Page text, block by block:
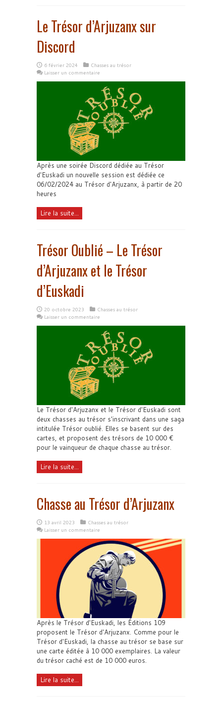
Le Trésor d’Arjuzanx sur
Discord
6 février 2024
Chasses au trésor
Laisser un commentaire
Après une soirée Discord dédiée au Trésor
d'Euskadi un nouvelle session est dédiée ce
06/02/2024 au Trésor d'Arjuzanx, à partir de 20
heures
Lire la suite...
Trésor Oublié – Le Trésor
d’Arjuzanx et le Trésor
d’Euskadi
20 octobre 2023
Chasses au trésor
Laisser un commentaire
Le Trésor d'Arjuzanx et le Trésor d'Euskadi sont
deux chasses au trésor s'inscrivant dans une saga
intitulée Trésor oublié. Elles se basent sur des
cartes, et proposent des trésors de 10 000 €
pour le vainqueur de chaque chasse au trésor.
Lire la suite...
Chasse au Trésor d’Arjuzanx
13 avril 2023
Chasses au trésor
Laisser un commentaire
Après le Trésor d'Euskadi, les Éditions 109
proposent le Trésor d'Arjuzanx. Comme pour le
Trésor d'Euskadi, la chasse au trésor se base sur
une carte éditée à 10 000 exemplaires. La valeur
du trésor caché est de 10 000 euros.
Lire la suite...